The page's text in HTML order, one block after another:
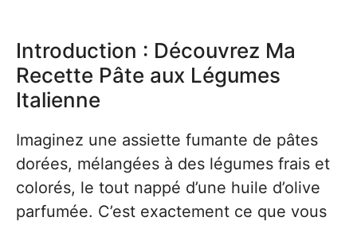
Introduction : Découvrez Ma
Recette Pâte aux Légumes
Italienne
Imaginez une assiette fumante de pâtes
dorées, mélangées à des légumes frais et
colorés, le tout nappé d’une huile d’olive
parfumée. C’est exactement ce que vous